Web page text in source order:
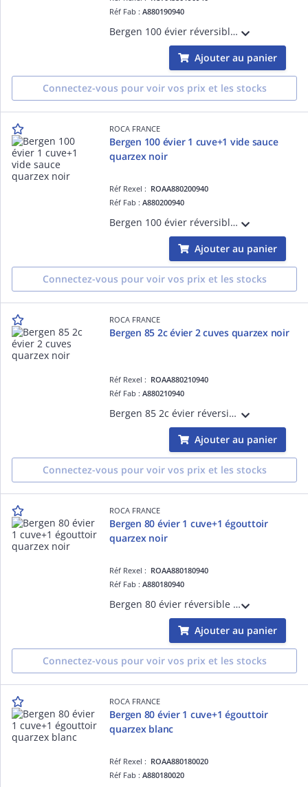
Réf Fab :A880190940
Bergen 100 évier réversible 1 cuve avec égouttoir, 2 trous prépercés pour la robinetterie quarzex noir
Ajouter au panier
Connectez-vous pour voir vos prix et les stocks
ROCA FRANCE
Bergen 100 évier 1 cuve+1 vide sauce
quarzex noir
Réf Rexel : ROAA880200940
Réf Fab :A880200940
Bergen 100 évier réversible 1 cuve avec égouttoir et vide-sauce, 2 trous prépercés pour la robinetterie quarzex noir
Ajouter au panier
Connectez-vous pour voir vos prix et les stocks
ROCA FRANCE
Bergen 85 2c évier 2 cuves quarzex noir
Réf Rexel : ROAA880210940
Réf Fab :A880210940
Bergen 85 2c évier réversible 2 cuves, 2 trous prépercés pour la robinetterie quarzex noir
Ajouter au panier
Connectez-vous pour voir vos prix et les stocks
ROCA FRANCE
Bergen 80 évier 1 cuve+1 égouttoir
quarzex noir
Réf Rexel : ROAA880180940
Réf Fab :A880180940
Bergen 80 évier réversible 1 cuve avec 2 trous prépercés pour la robinetterie quarzex noir
Ajouter au panier
Connectez-vous pour voir vos prix et les stocks
ROCA FRANCE
Bergen 80 évier 1 cuve+1 égouttoir
quarzex blanc
Réf Rexel : ROAA880180020
Réf Fab :A880180020